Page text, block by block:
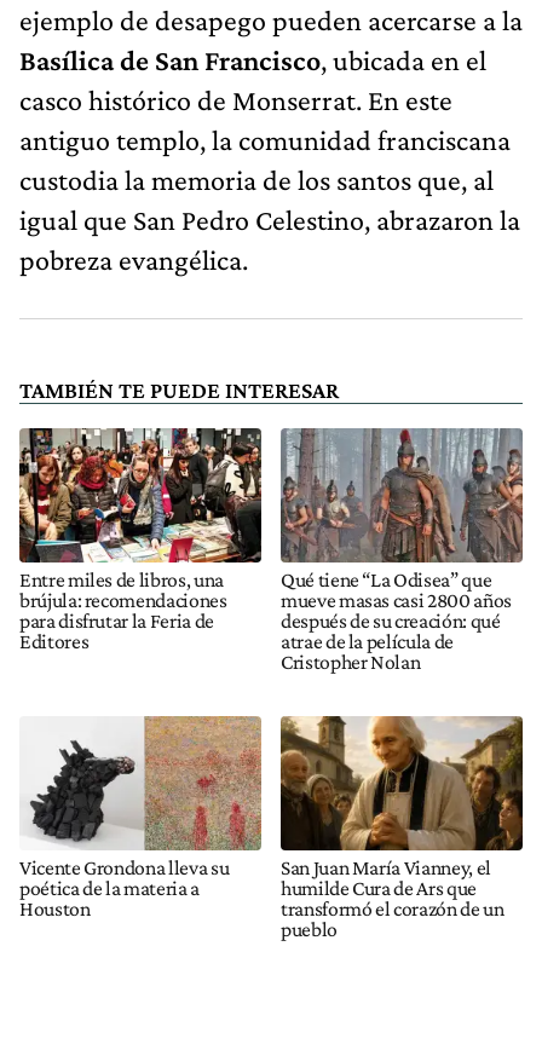
ejemplo de desapego pueden acercarse a la
Basílica de San Francisco, ubicada en el
casco histórico de Monserrat. En este
antiguo templo, la comunidad franciscana
custodia la memoria de los santos que, al
igual que San Pedro Celestino, abrazaron la
pobreza evangélica.
TAMBIÉN TE PUEDE INTERESAR
Entre miles de libros, una
brújula: recomendaciones
para disfrutar la Feria de
Editores
Qué tiene “La Odisea” que
mueve masas casi 2800 años
después de su creación: qué
atrae de la película de
Cristopher Nolan
Vicente Grondona lleva su
poética de la materia a
Houston
San Juan María Vianney, el
humilde Cura de Ars que
transformó el corazón de un
pueblo